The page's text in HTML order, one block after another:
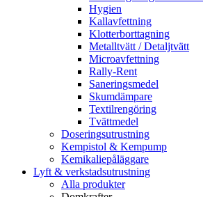
Hygien
Kallavfettning
Klotterborttagning
Metalltvätt / Detaljtvätt
Microavfettning
Rally-Rent
Saneringsmedel
Skumdämpare
Textilrengöring
Tvättmedel
Doseringsutrustning
Kempistol & Kempump
Kemikaliepåläggare
Lyft & verkstadsutrustning
Alla produkter